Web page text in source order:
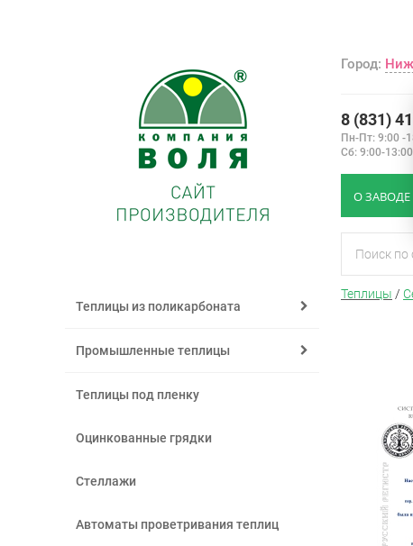
Город:
8 (831)
Пн-Пт: 9:00 -
Сб: 9:00-
О ЗАВОДЕ
Теплицы из поликарбоната
Промышленные теплицы
Теплицы под пленку
Оцинкованные грядки
Стеллажи
Автоматы проветривания теплиц
Теплицы /